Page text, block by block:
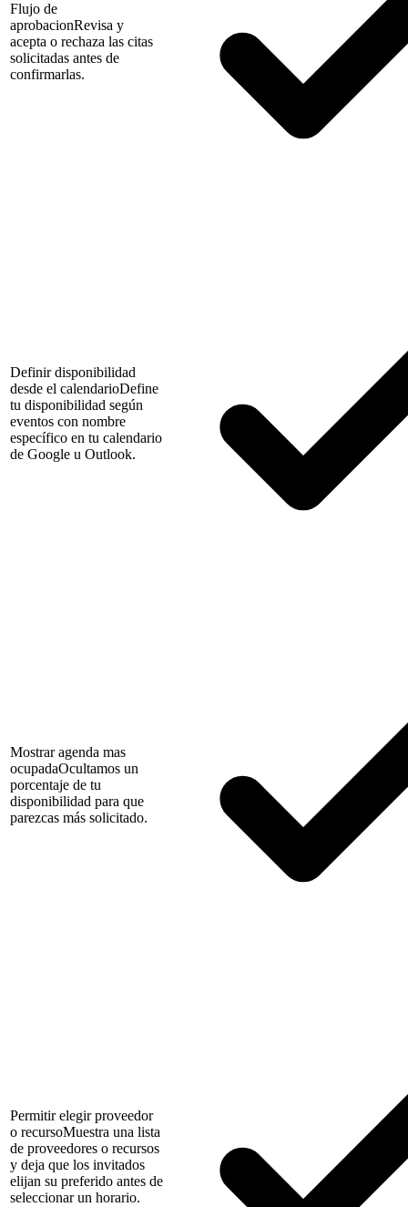
Flujo de
aprobacionRevisa y
acepta o rechaza las citas
solicitadas antes de
confirmarlas.
Definir disponibilidad
desde el calendarioDefine
tu disponibilidad según
eventos con nombre
específico en tu calendario
de Google u Outlook.
Mostrar agenda mas
ocupadaOcultamos un
porcentaje de tu
disponibilidad para que
parezcas más solicitado.
Permitir elegir proveedor
o recursoMuestra una lista
de proveedores o recursos
y deja que los invitados
elijan su preferido antes de
seleccionar un horario.